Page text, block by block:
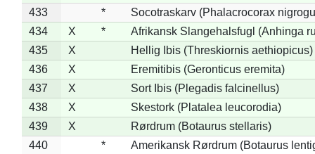
433
*
Socotraskarv (Phalacrocorax
434
X *
Afrikansk Slangehalsfugl (Anhinga
435
X
Hellig Ibis (Threskiornis aethiopicus)
436
X
Eremitibis (Geronticus eremita)
437
X
Sort Ibis (Plegadis falcinellus)
438
X
Skestork (Platalea leucorodia)
439
X
Rørdrum (Botaurus stellaris)
440
*
Amerikansk Rørdrum (Botaurus